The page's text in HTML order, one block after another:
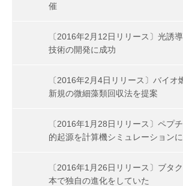
催
〔2016年2月12日リリース〕光誘
技術の開発に成功
〔2016年2月4日リリース〕バイオ
新規の微細藻類回収法を提案
〔2016年1月28日リリース〕ペプ
的起源を計算機シミュレーション
〔2016年1月26日リリース〕ブタ
本で独自の進化をしていた